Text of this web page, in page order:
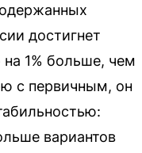
достигнет
1% больше, чем
с первичным, он
вариантов